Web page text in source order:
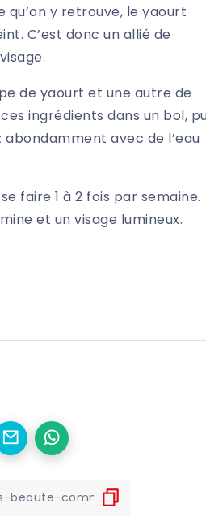
qu’on y retrouve, le yaourt
C’est donc un allié de
de yaourt et une autre de
ingrédients dans un bol,
avec de l’eau
faire 1 à 2 fois par semaine.
et un visage lumineux.